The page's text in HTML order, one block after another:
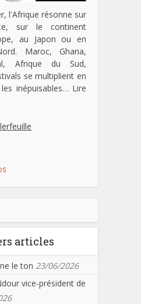
l'Afrique résonne sur
sur le continent
au Japon ou en
Maroc, Ghana,
Afrique du Sud,
se multiplient en
inépuisables… Lire
articles
le ton 23/06/2026
vice-président de